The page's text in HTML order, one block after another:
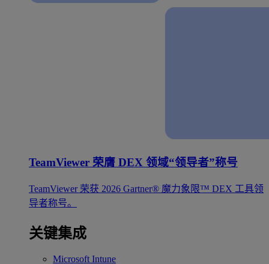
TeamViewer 荣膺 DEX 领域“领导者”称号
TeamViewer 荣获 2026 Gartner® 魔力象限™ DEX 工具领
导者称号。
关键集成
Microsoft Intune